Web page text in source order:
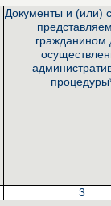
Документы и (или)
гражданином
3